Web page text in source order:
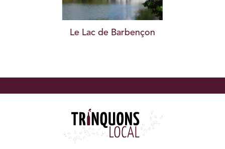
Le Lac de Barbençon